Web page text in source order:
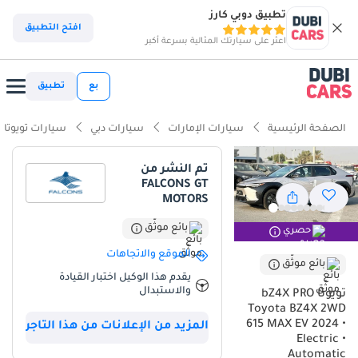
تطبيق دوبي كارز
اعثر على سيارتك المثالية بسرعة أكبر
افتح التطبيق
بع تطبيق
الصفحة الرئيسية سيارات الإمارات سيارات دبي سيارات تويوتا
حصري
بائع موثّق
تويوتا bZ4X PRO
Toyota BZ4X 2WD
615 MAX EV 2024 •
Electric •
تم النشر من
FALCONS GT
MOTORS
بائع موثّق
الموقع والاتجاهات
يقدم هذا الوكيل اختبار القيادة
والاستبدال
المزيد من الإعلانات من هذا التاجر
ذكاء دوبي كارز
ذكاء دوبيكارز
أقل تكلفة تشغيل في فئتها
تصنيف السلامة 5 نجوم من NCAP
أحدث معايير أنظمة مساعدة السائق المتقدمة (ADAS)
ملخص
تُمثل سيارة تويوتا bZ4X PRO موديل 2024 نقلة نوعية للمشترين الراغبين
في الانتقال إلى عصر السيارات الكهربائية دون التنازل عن الموثوقية
الأسطورية التي تشتهر بها الشركة المصنعة. وباعتبارها موديلًا جديدًا بحالة
ممتازة، تُتيح هذه السيارة فرصةً مثاليةً لدخول سوق السيارات الكهربائية